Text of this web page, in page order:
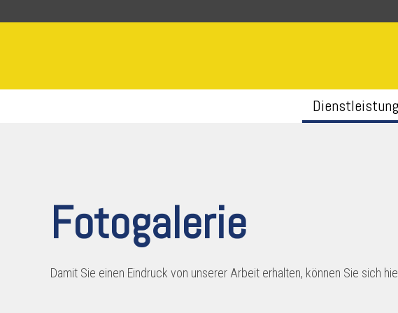
Fotogalerie
Damit Sie einen Eindruck von unserer Arbeit erhalten, können Sie sich